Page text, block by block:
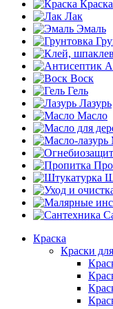
Краска
Лак
Эмаль
Воск
Гель
Лазурь
Масло
Краска
Краски